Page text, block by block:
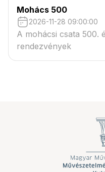
Mohács 500
2026-11-28 09:00:00
A mohácsi csata 500.
rendezvények